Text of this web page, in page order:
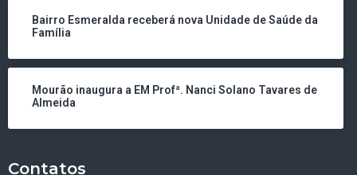
Bairro Esmeralda receberá nova Unidade de Saúde da
Família
Mourão inaugura a EM Profª. Nanci Solano Tavares de
Almeida
Contatos